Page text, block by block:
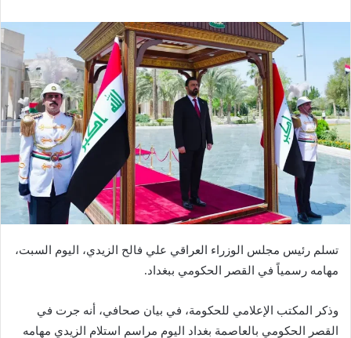
تسلم رئيس مجلس الوزراء العراقي علي فالح الزيدي، اليوم السبت،
مهامه رسمياً في القصر الحكومي ببغداد.
وذكر المكتب الإعلامي للحكومة، في بيان صحافي، أنه جرت في
القصر الحكومي بالعاصمة بغداد اليوم مراسم استلام الزيدي مهامه